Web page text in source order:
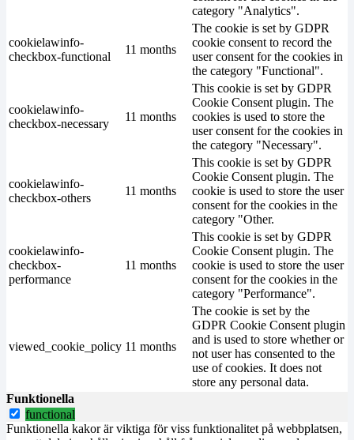
category "Analytics".
cookielawinfo-
checkbox-functional
11 months
The cookie is set by GDPR
cookie consent to record the
user consent for the cookies in
the category "Functional".
cookielawinfo-
checkbox-necessary
11 months
This cookie is set by GDPR
Cookie Consent plugin. The
cookies is used to store the
user consent for the cookies in
the category "Necessary".
cookielawinfo-
checkbox-others
11 months
This cookie is set by GDPR
Cookie Consent plugin. The
cookie is used to store the user
consent for the cookies in the
category "Other.
cookielawinfo-
checkbox-
performance
11 months
This cookie is set by GDPR
Cookie Consent plugin. The
cookie is used to store the user
consent for the cookies in the
category "Performance".
viewed_cookie_policy 11 months
The cookie is set by the
GDPR Cookie Consent plugin
and is used to store whether or
not user has consented to the
use of cookies. It does not
store any personal data.
Funktionella
functional
Funktionella kakor är viktiga för viss funktionalitet på webbplatsen,